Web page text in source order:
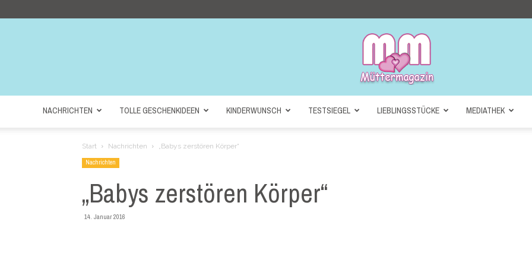
NACHRICHTEN TOLLE GESCHENKIDEEN KINDERWUNSCH TESTSIEGEL LIEBLINGSSTÜCKE MEDIATHEK
Start Nachrichten „Babys zerstören Körper“
Nachrichten
„Babys zerstören Körper“
14. Januar 2016